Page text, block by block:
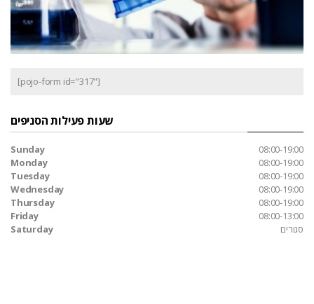
[pojo-form id="317"]
שעות פעילות הסניפים
Sunday
08:00-19:00
Monday
08:00-19:00
Tuesday
08:00-19:00
Wednesday
08:00-19:00
Thursday
08:00-19:00
Friday
08:00-13:00
Saturday
סגורים